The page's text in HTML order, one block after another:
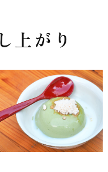
上がり